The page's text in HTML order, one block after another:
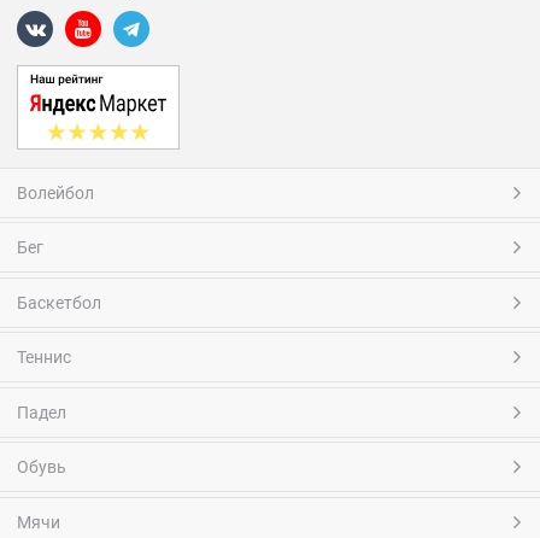
Волейбол
Бег
Баскетбол
Теннис
Падел
Обувь
Мячи